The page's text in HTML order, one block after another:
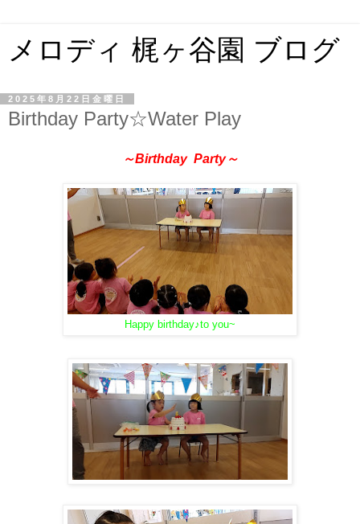
メロディ 梶ヶ谷園 ブログ
2025年8月22日金曜日
Birthday Party☆Water Play
～Birthday Party～
Happy birthday♪to you~